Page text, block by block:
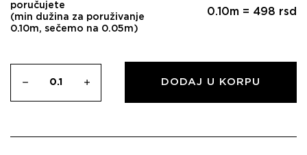
poručujete
(min dužina za poruživanje
0.10m, sečemo na 0.05m)
0.10m = 498 rsd
DODAJ U KORPU